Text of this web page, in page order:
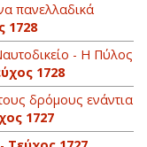
πανελλαδικά
1728
- Η Πύλος
1728
δρόμους ενάντια
1727